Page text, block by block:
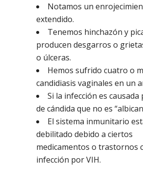
Notamos un
extendido.
Tenemos hinchazón y
producen desgarros o
o úlceras.
Hemos sufrido cuatro o
candidiasis vaginales en un
Si la infección es
de cándida que no es
El sistema inmunitario
debilitado debido a ciertos
medicamentos o trastornos
infección por VIH.